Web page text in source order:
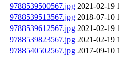
9788539500567.jpg 2021-02-19
9788539513567.jpg 2018-07-10
9788539612567.jpg 2021-02-19
9788539823567.jpg 2021-02-19
9788540502567.jpg 2017-09-10